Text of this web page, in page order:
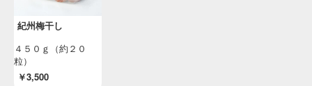
紀州梅干し
４５０ｇ（約２０
粒）
￥3,500